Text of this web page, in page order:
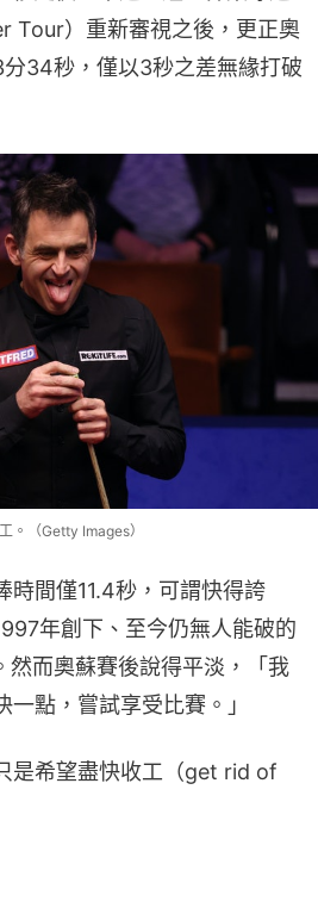
Tour）重新審視之後，更正奧
34秒，僅以3秒之差無緣打破
。（Getty Images）
時間僅11.4秒，可謂快得誇
年創下、至今仍無人能破的
然而奧蘇賽後說得平淡，「我
點，嘗試享受比賽。」
是希望盡快收工（get rid of